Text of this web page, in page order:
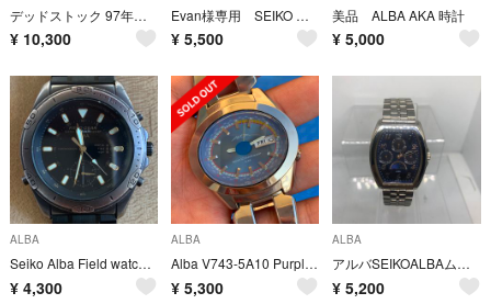
デッドストック 97年製 ALBA アルバ トレイルマスター vintage
¥ 10,300
Evan様専用 SEIKO アンジェーヌ レディースウォッチ
¥ 5,500
美品 ALBA AKA 時計
¥ 5,000
ALBA
Seiko Alba Field watch V601-6050
¥ 4,300
ALBA
Alba V743-5A10 Purple light blue
¥ 5,300
ALBA
アルバSEIKOALBAムーンスクエア
¥ 5,200